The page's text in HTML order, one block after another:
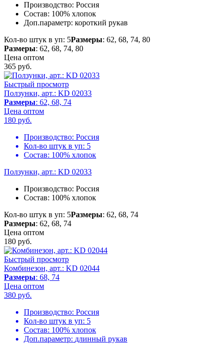
Производство: Россия
Состав: 100% хлопок
Доп.параметр: короткий рукав
Кол-во штук в уп: 5Размеры: 62, 68, 74, 80
Размеры: 62, 68, 74, 80
Цена оптом
365 руб.
Быстрый просмотр
Ползунки, арт.: KD 02033
Размеры: 62, 68, 74
Цена оптом
180 руб.
Производство: Россия
Кол-во штук в уп: 5
Состав: 100% хлопок
Ползунки, арт.: KD 02033
Производство: Россия
Состав: 100% хлопок
Кол-во штук в уп: 5Размеры: 62, 68, 74
Размеры: 62, 68, 74
Цена оптом
180 руб.
Быстрый просмотр
Комбинезон, арт.: KD 02044
Размеры: 68, 74
Цена оптом
380 руб.
Производство: Россия
Кол-во штук в уп: 5
Состав: 100% хлопок
Доп.параметр: длинный рукав